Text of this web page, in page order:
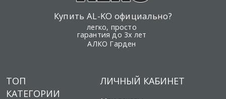
Купить AL-KO официально?
легко, просто
гарантия до 3х лет
АЛКО Гарден
ТОП
КАТЕГОРИИ
ЛИЧНЫЙ КАБИНЕТ